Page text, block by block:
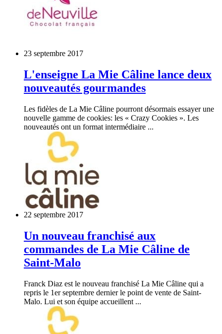
23 septembre 2017
L'enseigne La Mie Câline lance deux
nouveautés gourmandes
Les fidèles de La Mie Câline pourront désormais essayer une
nouvelle gamme de cookies: les « Crazy Cookies ». Les
nouveautés ont un format intermédiaire ...
22 septembre 2017
Un nouveau franchisé aux
commandes de La Mie Câline de
Saint-Malo
Franck Diaz est le nouveau franchisé La Mie Câline qui a
repris le 1er septembre dernier le point de vente de Saint-
Malo. Lui et son équipe accueillent ...